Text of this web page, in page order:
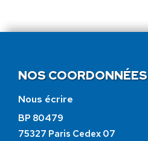
NOS COORDONNÉES
Nous écrire
BP 80479
75327 Paris Cedex 07